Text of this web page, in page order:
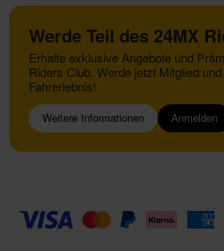
Werde Teil des 24MX
Erhalte exklusive Angebote und
Riders Club. Werde jetzt Mitglied
Fahrerlebnis!
Weitere Informationen Anmelden